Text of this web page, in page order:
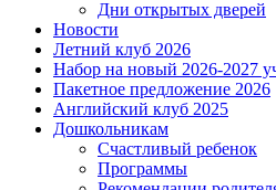
Дни открытых дверей
Новости
Летний клуб 2026
Набор на новый 2026-2027
Пакетное предложение 2026
Английский клуб 2025
Дошкольникам
Счастливый ребенок
Программы